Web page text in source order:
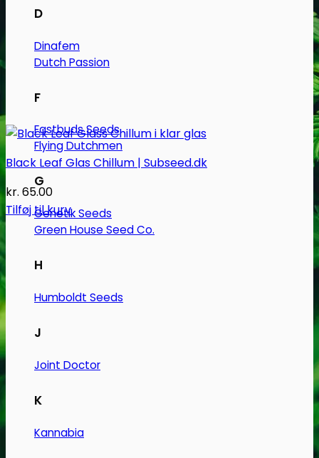
D
Dinafem
Dutch Passion
F
Fastbuds Seeds
Flying Dutchmen
G
Genetik Seeds
Green House Seed Co.
H
Humboldt Seeds
J
Joint Doctor
K
Kannabia
Black Leaf Glas Chillum | Subseed.dk
kr. 65.00
Tilføj til kurv